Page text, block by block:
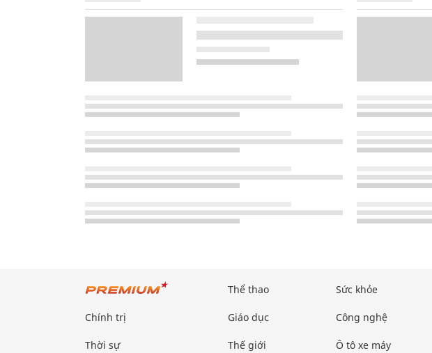
Chính trị
Thời sự
Thể thao
Giáo dục
Thế giới
Sức khỏe
Công nghệ
Ô tô xe máy